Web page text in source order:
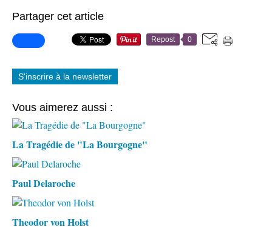
Partager cet article
Repost 0
S'inscrire à la newsletter
Vous aimerez aussi :
La Tragédie de "La Bourgogne"
Paul Delaroche
Theodor von Holst